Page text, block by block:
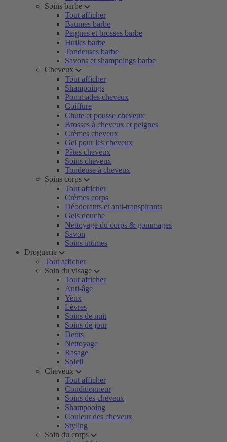
Soins barbe
Tout afficher
Baumes barbe
Peignes et brosses barbe
Huiles barbe
Tondeuses barbe
Savons et shampoings barbe
Cheveux
Tout afficher
Shampoings
Pommades cheveux
Coiffure
Chute et pousse cheveux
Brosses à cheveux et peignes
Crèmes cheveux
Gel pour les cheveux
Pâtes cheveux
Soins cheveux
Tondeuse à cheveux
Soins corps
Tout afficher
Crèmes corps
Déodorants et anti-transpirants
Gels douche
Nettoyage du corps & gommages
Savon
Soins intimes
Droguerie
Tout afficher
Soin du visage
Tout afficher
Anti-âge
Yeux
Lèvres
Soins de nuit
Soins de jour
Dents
Nettoyage
Rasage
Soleil
Cheveux
Tout afficher
Conditionneur
Soins des cheveux
Shampooing
Couleur des cheveux
Styling
Soin du corps